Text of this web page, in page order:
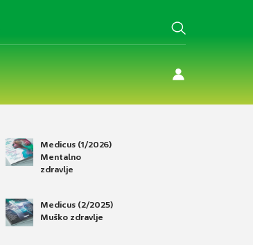
Medicus (1/2026)
Mentalno
zdravlje
Medicus (2/2025)
Muško zdravlje